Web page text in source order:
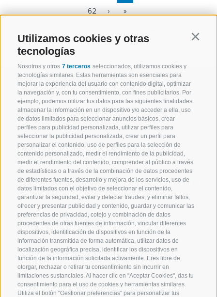
Utilizamos cookies y otras
tecnologías
Nosotros y otros 7 terceros seleccionados, utilizamos cookies y
tecnologías similares. Estas herramientas son esenciales para
mejorar la experiencia del usuario con contenido digital, optimizar
la navegación y, con tu consentimiento, con fines publicitarios. Por
ejemplo, podemos utilizar tus datos para las siguientes finalidades:
almacenar la información en un dispositivo y/o acceder a ella, uso
de datos limitados para seleccionar anuncios básicos, crear
perfiles para publicidad personalizada, utilizar perfiles para
seleccionar la publicidad personalizada, crear un perfil para
personalizar el contenido, uso de perfiles para la selección de
contenido personalizado, medir el rendimiento de la publicidad,
medir el rendimiento del contenido, comprender al público a través
de estadísticas o a través de la combinación de datos procedentes
de diferentes fuentes, desarrollo y mejora de los servicios, uso de
datos limitados con el objetivo de seleccionar el contenido,
garantizar la seguridad, evitar y detectar fraudes, y eliminar fallos,
ofrecer y presentar publicidad y contenido, guardar y comunicar las
preferencias de privacidad, cotejo y combinación de datos
procedentes de otras fuentes de información, vincular diferentes
dispositivos, identificación de dispositivos en función de la
información transmitida de forma automática, utilizar datos de
localización geográfica precisa, identificar los dispositivos en
función de la información solicitada activamente. Eres libre de
otorgar, rechazar o retirar tu consentimiento sin incurrir en
limitaciones sustanciales. Al hacer clic en "Aceptar Cookies", das tu
consentimiento para el uso de cookies y herramientas similares.
Utiliza el botón "Gestionar preferencias" para personalizar tus
62
› »
Marlene Surtido
Recetas
Descubre tirol del
sur
Inspiración
Contactos
Español
Facebook
Instagram